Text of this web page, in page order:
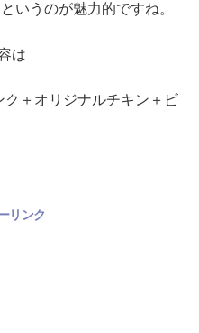
いうのが魅力的ですね。
は
ク＋オリジナルチキン＋ビ
リンク